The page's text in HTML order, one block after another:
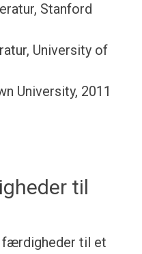
Stanford
University of
University, 2011
til
til et